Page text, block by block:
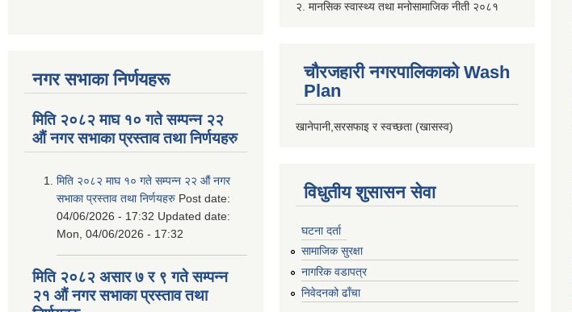
नगर सभाका निर्णयहरू
मिति २०८२ माघ १० गते सम्पन्न २२
औं नगर सभाका प्रस्ताव तथा निर्णयहरु
मिति २०८२ माघ १० गते सम्पन्न २२ औं नगर
सभाका प्रस्ताव तथा निर्णयहरु Post date:
04/06/2026 - 17:32 Updated date:
Mon, 04/06/2026 - 17:32
मिति २०८२ असार ७ र ९ गते सम्पन्न
२१ औं नगर सभाका प्रस्ताव तथा
२. मानसिक स्वास्थ्य तथा मनोसामाजिक नीती २०८१
चौरजहारी नगरपालिकाको Wash
Plan
खानेपानी,सरसफाइ र स्वच्छता (खासस्व)
विधुतीय शुसासन सेवा
घटना दर्ता
सामाजिक सुरक्षा
नागरिक वडापत्र
निवेदनको ढाँचा